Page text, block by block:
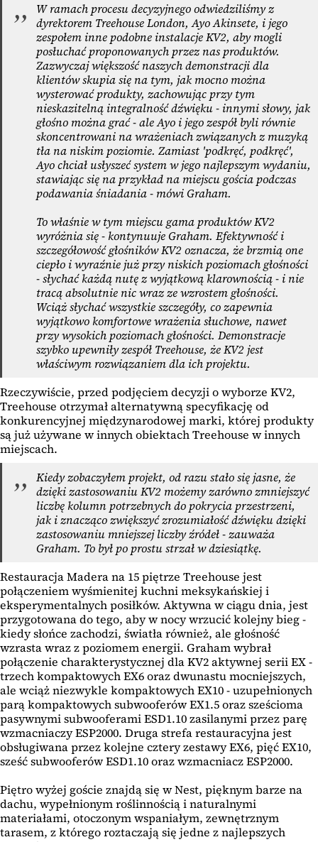
W ramach procesu decyzyjnego odwiedziliśmy z
dyrektorem Treehouse London, Ayo Akinsete, i jego
zespołem inne podobne instalacje KV2, aby mogli
posłuchać proponowanych przez nas produktów.
Zazwyczaj większość naszych demonstracji dla
klientów skupia się na tym, jak mocno można
wysterować produkty, zachowując przy tym
nieskazitelną integralność dźwięku - innymi słowy, jak
głośno można grać - ale Ayo i jego zespół byli równie
skoncentrowani na wrażeniach związanych z muzyką
tła na niskim poziomie. Zamiast 'podkręć, podkręć',
Ayo chciał usłyszeć system w jego najlepszym wydaniu,
stawiając się na przykład na miejscu gościa podczas
podawania śniadania - mówi Graham.
To właśnie w tym miejscu gama produktów KV2
wyróżnia się - kontynuuje Graham. Efektywność i
szczegółowość głośników KV2 oznacza, że brzmią one
ciepło i wyraźnie już przy niskich poziomach głośności
- słychać każdą nutę z wyjątkową klarownością - i nie
tracą absolutnie nic wraz ze wzrostem głośności.
Wciąż słychać wszystkie szczegóły, co zapewnia
wyjątkowo komfortowe wrażenia słuchowe, nawet
przy wysokich poziomach głośności. Demonstracje
szybko upewniły zespół Treehouse, że KV2 jest
właściwym rozwiązaniem dla ich projektu.
Rzeczywiście, przed podjęciem decyzji o wyborze KV2,
Treehouse otrzymał alternatywną specyfikację od
konkurencyjnej międzynarodowej marki, której produkty
są już używane w innych obiektach Treehouse w innych
miejscach.
Kiedy zobaczyłem projekt, od razu stało się jasne, że
dzięki zastosowaniu KV2 możemy zarówno zmniejszyć
liczbę kolumn potrzebnych do pokrycia przestrzeni,
jak i znacząco zwiększyć zrozumiałość dźwięku dzięki
zastosowaniu mniejszej liczby źródeł - zauważa
Graham. To był po prostu strzał w dziesiątkę.
Restauracja Madera na 15 piętrze Treehouse jest
połączeniem wyśmienitej kuchni meksykańskiej i
eksperymentalnych posiłków. Aktywna w ciągu dnia, jest
przygotowana do tego, aby w nocy wrzucić kolejny bieg -
kiedy słońce zachodzi, światła również, ale głośność
wzrasta wraz z poziomem energii. Graham wybrał
połączenie charakterystycznej dla KV2 aktywnej serii EX -
trzech kompaktowych EX6 oraz dwunastu mocniejszych,
ale wciąż niezwykle kompaktowych EX10 - uzupełnionych
parą kompaktowych subwooferów EX1.5 oraz sześcioma
pasywnymi subwooferami ESD1.10 zasilanymi przez parę
wzmacniaczy ESP2000. Druga strefa restauracyjna jest
obsługiwana przez kolejne cztery zestawy EX6, pięć EX10,
sześć subwooferów ESD1.10 oraz wzmacniacz ESP2000.
Piętro wyżej goście znajdą się w Nest, pięknym barze na
dachu, wypełnionym roślinnością i naturalnymi
materiałami, otoczonym wspaniałym, zewnętrznym
tarasem, z którego roztaczają się jedne z najlepszych